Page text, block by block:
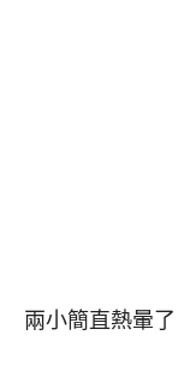
兩小簡直熱暈了